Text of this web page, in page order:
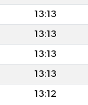
13:13
13:13
13:13
13:13
13:12